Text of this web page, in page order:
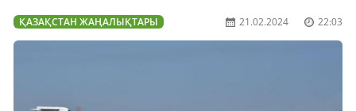
ҚАЗАҚСТАН ЖАҢАЛЫҚТАРЫ 21.02.2024 22:03